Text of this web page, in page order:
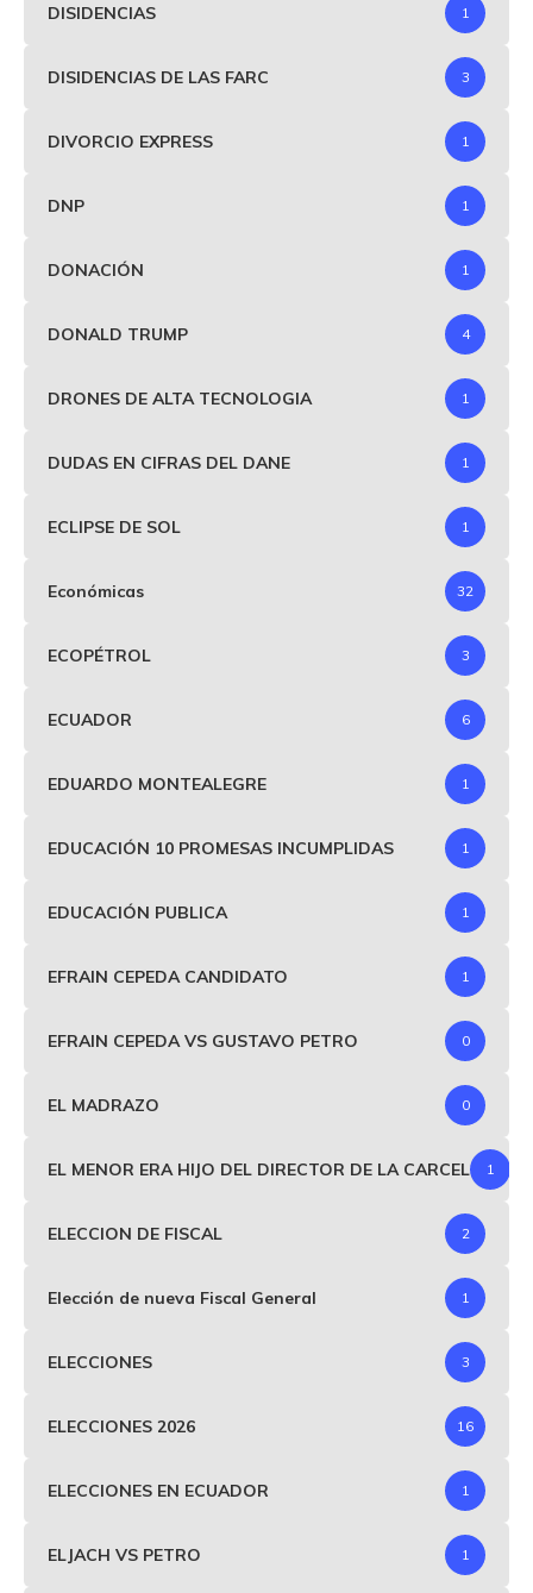
DISIDENCIAS 1
DISIDENCIAS DE LAS FARC 3
DIVORCIO EXPRESS 1
DNP 1
DONACIÓN 1
DONALD TRUMP 4
DRONES DE ALTA TECNOLOGIA 1
DUDAS EN CIFRAS DEL DANE 1
ECLIPSE DE SOL 1
Económicas 32
ECOPÉTROL 3
ECUADOR 6
EDUARDO MONTEALEGRE 1
EDUCACIÓN 10 PROMESAS INCUMPLIDAS 1
EDUCACIÓN PUBLICA 1
EFRAIN CEPEDA CANDIDATO 1
EFRAIN CEPEDA VS GUSTAVO PETRO 0
EL MADRAZO 0
EL MENOR ERA HIJO DEL DIRECTOR DE LA CARCEL 1
ELECCION DE FISCAL 2
Elección de nueva Fiscal General 1
ELECCIONES 3
ELECCIONES 2026 16
ELECCIONES EN ECUADOR 1
ELJACH VS PETRO 1